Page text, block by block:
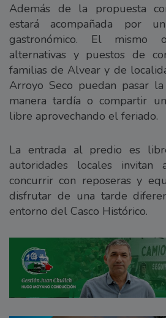
Además de la propuesta
estará acompañada por
gastronómico. El mismo
alternativas y puestos de
familias de Alvear y de
Arroyo Seco puedan pasar
manera tardía o compartir
libre aprovechando el feriado.
La entrada al predio es
autoridades locales
concurrir con reposeras y
disfrutar de una tarde
entorno del Casco Histórico.